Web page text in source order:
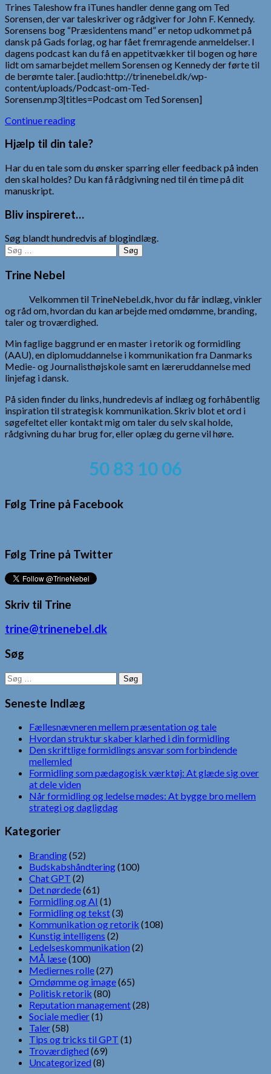
Trines Taleshow fra iTunes handler denne gang om Ted
Sorensen, der var taleskriver og rådgiver for John F. Kennedy.
Sorensens bog “Præsidentens mand” er netop udkommet på
dansk på Gads forlag, og har fået fremragende anmeldelser. I
dagens podcast kan du få en appetitvækker til bogen og høre
lidt om samarbejdet mellem Sorensen og Kennedy der førte til
de berømte taler. [audio:http://trinenebel.dk/wp-
content/uploads/Podcast-om-Ted-
Sorensen.mp3|titles=Podcast om Ted Sorensen]
Continue reading
Hjælp til din tale?
Har du en tale som du ønsker sparring eller feedback på inden
den skal holdes? Du kan få rådgivning ned til én time på dit
manuskript.
Bliv inspireret…
Søg blandt hundredvis af blogindlæg.
Søg
efter:
Trine Nebel
Velkommen til TrineNebel.dk, hvor du får indlæg, vinkler
og råd om, hvordan du kan arbejde med omdømme, branding,
taler og troværdighed.
Min faglige baggrund er en master i retorik og formidling
(AAU), en diplomuddannelse i kommunikation fra Danmarks
Medie- og Journalisthøjskole samt en læreruddannelse med
linjefag i dansk.
På siden finder du links, hundredevis af indlæg og forhåbentlig
inspiration til strategisk kommunikation. Skriv blot et ord i
søgefeltet eller kontakt mig om taler du selv skal holde,
rådgivning du har brug for, eller oplæg du gerne vil høre.
50 83 10 06
Følg Trine på Facebook
Følg Trine på Twitter
Skriv til Trine
trine@trinenebel.dk
Søg
Søg
efter:
Seneste Indlæg
Fællesnævneren mellem præsentation og tale
Hvordan struktur skaber klarhed i din formidling
Den skriftlige formidlings ansvar som forbindende
mellemled
Formidling som pædagogisk værktøj: At glæde sig over
at dele viden
Når formidling og ledelse mødes: At bygge bro mellem
strategi og dagligdag
Kategorier
Branding(52)
Budskabshåndtering(100)
Chat GPT (2)
Det nørdede(61)
Formidling og AI (1)
Formidling og tekst(3)
Kommunikation og retorik (108)
Kunstig intelligens (2)
Ledelseskommunikation (2)
MÅ læse(100)
Mediernes rolle(27)
Omdømme og image(65)
Politisk retorik (80)
Reputation management(28)
Sociale medier(1)
Taler(58)
Tips og tricks til GPT (1)
Troværdighed (69)
Uncategorized (8)